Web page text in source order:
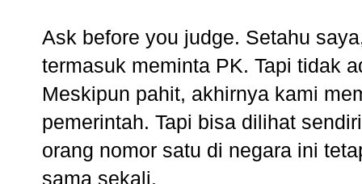
Ask before you judge. Setahu
termasuk meminta PK. Tapi tidak
Meskipun pahit, akhirnya kami
pemerintah. Tapi bisa dilihat
orang nomor satu di negara ini
sama sekali.